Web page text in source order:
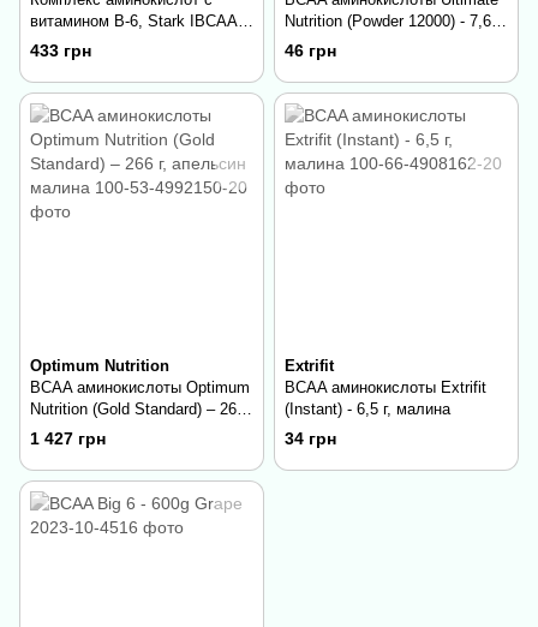
витамином В-6, Stark IBCAA
2-1-1/Vit B6 - 250g Lemon
433 грн
Nutrition (Powder 12000) - 7,6 г,
апельсин
46 грн
Optimum Nutrition
BCAA аминокислоты Optimum
Nutrition (Gold Standard) – 266
г, апельсин малина
1 427 грн
Extrifit
BCAA аминокислоты Extrifit
(Instant) - 6,5 г, малина
34 грн